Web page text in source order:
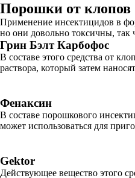
Порошки от клопов
Применение инсектицидов в
но они довольно токсичны, так
Грин Бэлт Карбофос
В составе этого средства от
раствора, который затем
Фенаксин
В составе порошкового
может использоваться для
Gektor
Действующее вещество этого